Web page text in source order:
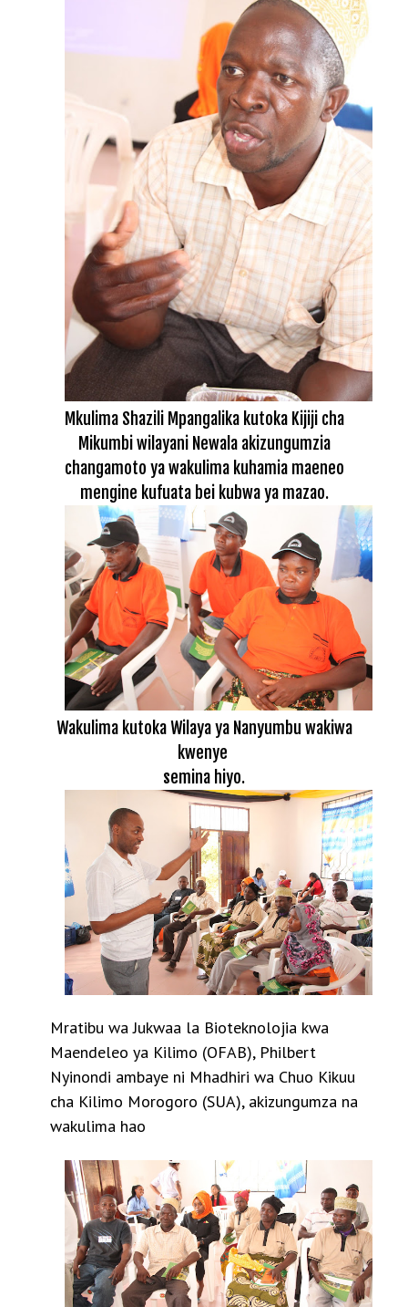
Mkulima Shazili Mpangalika kutoka Kijiji cha
Mikumbi wilayani Newala akizungumzia
changamoto ya wakulima kuhamia maeneo
mengine kufuata bei kubwa ya mazao.
Wakulima kutoka Wilaya ya Nanyumbu wakiwa
kwenye
semina hiyo.
Mratibu wa Jukwaa la Bioteknolojia kwa
Maendeleo ya Kilimo (OFAB), Philbert
Nyinondi ambaye ni Mhadhiri wa Chuo Kikuu
cha Kilimo Morogoro (SUA), akizungumza na
wakulima hao